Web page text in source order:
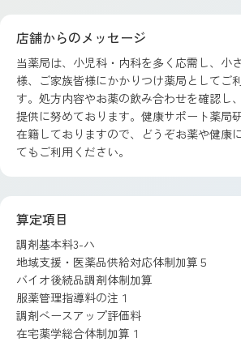
店舗からのメッセージ
当薬局は、小児科・内科を多く応需し、小
様、ご家族皆様にかかりつけ薬局としてご
す。処方内容やお薬の飲み合わせを確認し
提供に努めております。健康サポート薬局
在籍しておりますので、どうぞお薬や健康
てもご利用ください。
算定項目
調剤基本料3-ハ
地域支援・医薬品供給対応体制加算５
バイオ後続品調剤体制加算
服薬管理指導料の注１
調剤ベースアップ評価料
在宅薬学総合体制加算１